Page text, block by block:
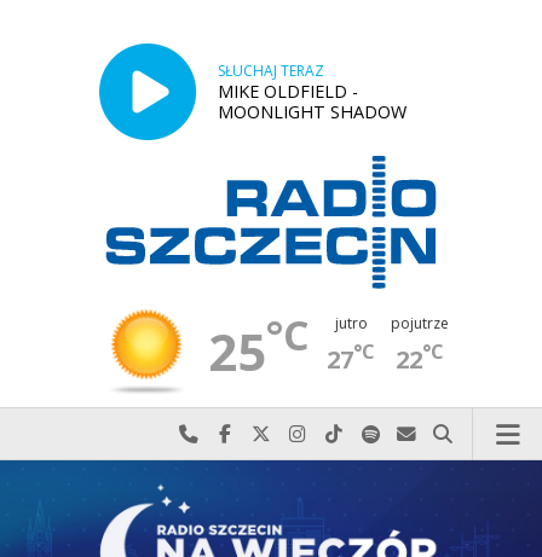
SŁUCHAJ TERAZ
MIKE OLDFIELD -
MOONLIGHT SHADOW
25°C jutro
27°C
pojutrze
22°C
Najlepiej po prostu do nas zadzwoń
Odwiedź nas na Facebook-u
Odwiedź nas na X
Odwiedź nas na Instagram-ie
Odwiedź nas na TikTok-u
Szukaj nas na Spotify
Wyślij do nas
Szukaj